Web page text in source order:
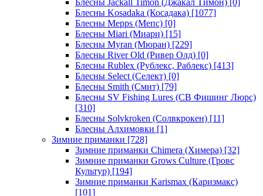
Блесны Jackall Timon (Джакал Тимон) [0]
Блесны Kosadaka (Косадака) [1077]
Блесны Mepps (Мепс) [0]
Блесны Miari (Миари) [15]
Блесны Myran (Мюран) [229]
Блесны River Old (Ривер Олд) [0]
Блесны Rublex (Рублекс, Раблекс) [413]
Блесны Select (Селект) [0]
Блесны Smith (Смит) [79]
Блесны SV Fishing Lures (СВ Фишинг Люрс)
[310]
Блесны Solvkroken (Солвкрокен) [11]
Блесны Алхимовки [1]
Зимние приманки [728]
Зимние приманки Chimera (Химера) [32]
Зимние приманки Grows Culture (Гровс
Культур) [194]
Зимние приманки Karismax (Каризмакс)
[101]